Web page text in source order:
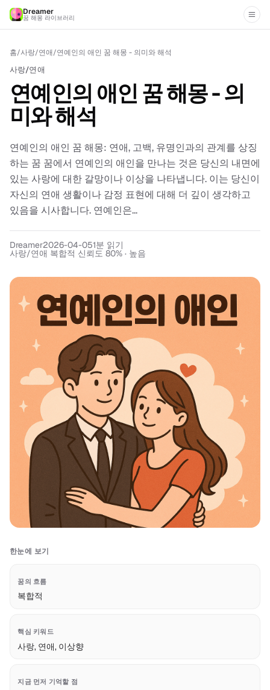
Dreamer
꿈 해몽 라이브러리
홈/사랑/연애/연예인의 애인 꿈 해몽 - 의미와 해석
사랑/연애
연예인의 애인 꿈 해몽 - 의
미와 해석
연예인의 애인 꿈 해몽: 연애, 고백, 유명인과의 관계를 상징
하는 꿈 꿈에서 연예인의 애인을 만나는 것은 당신의 내면에
있는 사랑에 대한 갈망이나 이상을 나타냅니다. 이는 당신이
자신의 연애 생활이나 감정 표현에 대해 더 깊이 생각하고
있음을 시사합니다. 연예인은...
Dreamer2026-04-051분 읽기
사랑/연애 복합적 신뢰도 80% · 높음
한눈에 보기
꿈의 흐름
복합적
핵심 키워드
사랑, 연애, 이상향
지금 먼저 기억할 점